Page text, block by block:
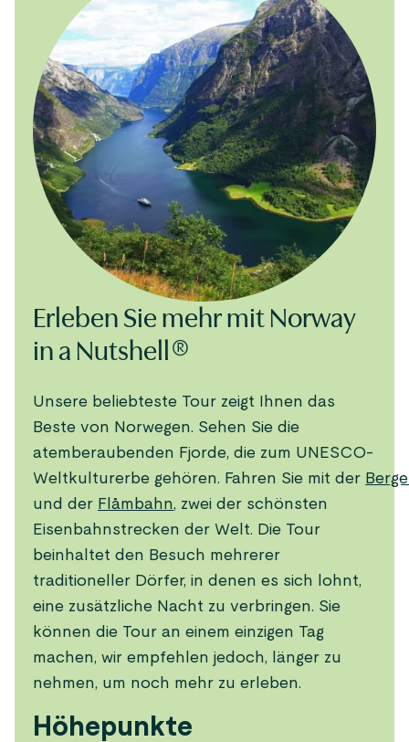
Erleben Sie mehr mit Norway
in a Nutshell®
Unsere beliebteste Tour zeigt Ihnen das
Beste von Norwegen. Sehen Sie die
atemberaubenden Fjorde, die zum UNESCO-
Weltkulturerbe gehören. Fahren Sie mit der
und der Flåmbahn, zwei der schönsten
Eisenbahnstrecken der Welt. Die Tour
beinhaltet den Besuch mehrerer
traditioneller Dörfer, in denen es sich lohnt,
eine zusätzliche Nacht zu verbringen. Sie
können die Tour an einem einzigen Tag
machen, wir empfehlen jedoch, länger zu
nehmen, um noch mehr zu erleben.
Höhepunkte